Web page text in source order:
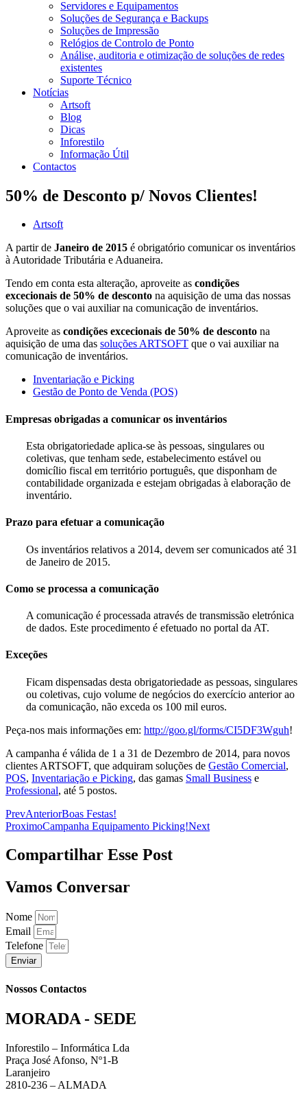
Servidores e Equipamentos
Soluções de Segurança e Backups
Soluções de Impressão
Relógios de Controlo de Ponto
Análise, auditoria e otimização de soluções de redes
existentes
Suporte Técnico
Notícias
Artsoft
Blog
Dicas
Inforestilo
Informação Útil
Contactos
50% de Desconto p/ Novos Clientes!
Artsoft
A partir de Janeiro de 2015 é obrigatório comunicar os inventários
à Autoridade Tributária e Aduaneira.
Tendo em conta esta alteração, aproveite as condições
excecionais de 50% de desconto na aquisição de uma das nossas
soluções que o vai auxiliar na comunicação de inventários.
Aproveite as condições excecionais de 50% de desconto na
aquisição de uma das soluções ARTSOFT que o vai auxiliar na
comunicação de inventários.
Inventariação e Picking
Gestão de Ponto de Venda (POS)
Empresas obrigadas a comunicar os inventários
Esta obrigatoriedade aplica-se às pessoas, singulares ou
coletivas, que tenham sede, estabelecimento estável ou
domicílio fiscal em território português, que disponham de
contabilidade organizada e estejam obrigadas à elaboração de
inventário.
Prazo para efetuar a comunicação
Os inventários relativos a 2014, devem ser comunicados até 31
de Janeiro de 2015.
Como se processa a comunicação
A comunicação é processada através de transmissão eletrónica
de dados. Este procedimento é efetuado no portal da AT.
Exceções
Ficam dispensadas desta obrigatoriedade as pessoas, singulares
ou coletivas, cujo volume de negócios do exercício anterior ao
da comunicação, não exceda os 100 mil euros.
Peça-nos mais informações em: http://goo.gl/forms/CI5DF3Wguh!
A campanha é válida de 1 a 31 de Dezembro de 2014, para novos
clientes ARTSOFT, que adquiram soluções de Gestão Comercial,
POS, Inventariação e Picking, das gamas Small Business e
Professional, até 5 postos.
PrevAnteriorBoas Festas!
ProximoCampanha Equipamento Picking!Next
Compartilhar Esse Post
Vamos Conversar
Nome
Email
Telefone
Enviar
Nossos Contactos
MORADA - SEDE
Inforestilo – Informática Lda
Praça José Afonso, Nº1-B
Laranjeiro
2810-236 – ALMADA